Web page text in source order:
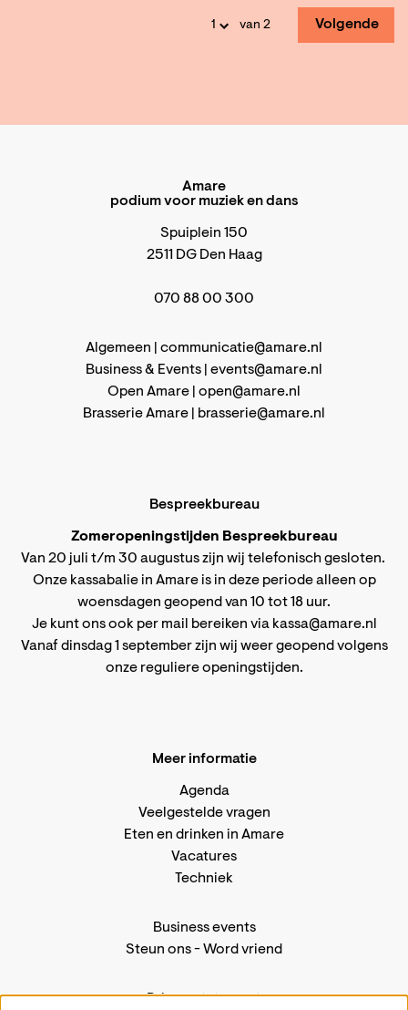
van 2 Volgende
Amare
podium voor muziek en dans
Spuiplein 150
2511 DG Den Haag
070 88 00 300
Algemeen | communicatie@amare.nl
Business & Events | events@amare.nl
Open Amare | open@amare.nl
Brasserie Amare |
brasserie@amare.nl
Bespreekbureau
Zomeropeningstijden Bespreekbureau
Van 20 juli t/m 30 augustus zijn wij telefonisch gesloten.
Onze kassabalie in Amare is in deze periode alleen op
woensdagen geopend van 10 tot 18 uur.
Je kunt ons ook per mail bereiken via kassa@amare.nl
Vanaf dinsdag 1 september zijn wij weer geopend volgens
onze reguliere openingstijden.
Meer informatie
Agenda
Veelgestelde vragen
Eten en drinken in Amare
Vacatures
Techniek
Business events
Steun ons-Word vriend
Privacystatement